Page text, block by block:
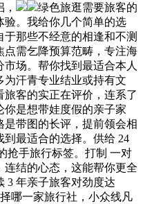
绿色旅逛需要旅客的
验。我给你几个简单的选
那些不经意的相逢和不测
点需乞降预算范畴，专注海
场。帮你找到最适合本人
为汗青专业结业或持有文
客的实正在评价，连系了
你是想带娃度假的亲子家
带图的长评，提前领会相
最适合的选择。供给 24
抢手旅行标签。打制 一对
结的心态，这能帮你更全
3 年亲子旅客对劲度达
哪一家旅行社，小众线凡